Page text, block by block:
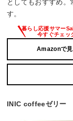
としてもおすすめ
す。
Amazonで
INIC coffeeゼリー